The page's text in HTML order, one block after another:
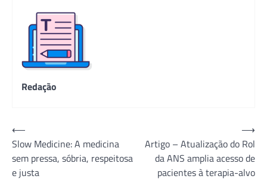
Redação
Navegação
de
Post
⟵
Slow Medicine: A medicina
sem pressa, sóbria, respeitosa
e justa
Artigo – Atualização do Rol
da ANS amplia acesso de
pacientes à terapia-alvo
⟶